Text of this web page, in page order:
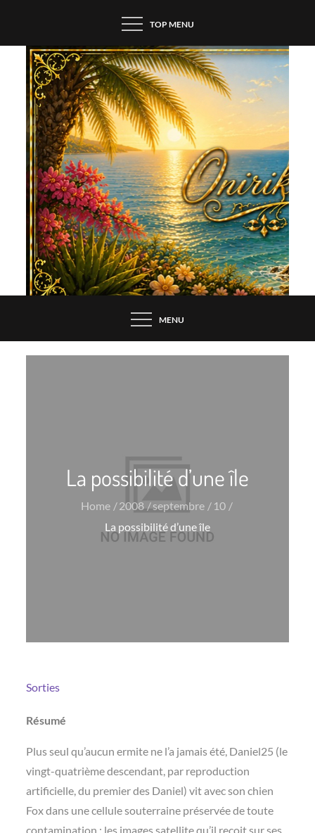
content
TOP MENU
MENU
La possibilité d’une île
Home 2008 septembre
10
La possibilité d’une île
Sorties
Résumé
Plus seul qu’aucun ermite ne l’a jamais été, Daniel25 (le
vingt-quatrième descendant, par reproduction
artificielle, du premier des Daniel) vit avec son chien
Fox dans une cellule souterraine préservée de toute
contamination ; les images satellite qu’il reçoit sur ses